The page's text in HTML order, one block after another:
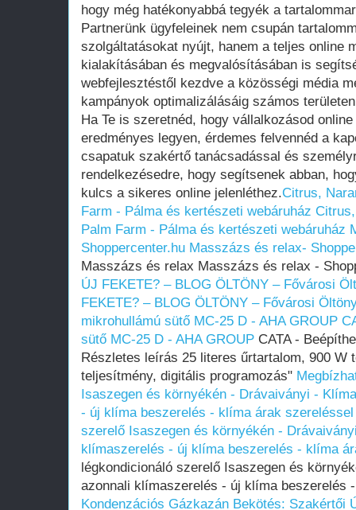
hogy még hatékonyabbá tegyék a
Partnerünk ügyfeleinek nem csupán
szolgáltatásokat nyújt, hanem a teljes online
kialakításában és megvalósításában is
webfejlesztéstől kezdve a közösségi média
kampányok optimalizálásáig számos
Ha Te is szeretnéd, hogy vállalkozásod
eredményes legyen, érdemes felvennéd a
csapatuk szakértő tanácsadással és
rendelkezésedre, hogy segítsenek abban,
kulcs a sikeres online jelenléthez.Citrus,
Farm - Pálma és kertészeti webáruház
Palm Farm - Pálma és kertészeti webáruház
Shoppercenter.hu Masszázs és relax-
Masszázs és relax Masszázs és relax -
ÚJ FEKETE? – BLOG ÖLTÖNY – Fővárosi
FEKETE? – BLOG ÖLTÖNY – Fővárosi
mikrohullámú sütő MC-25 D - AHA GROUP
sütő MC-25 D - AHA GROUP CATA -
Részletes leírás 25 literes űrtartalom, 900 W
teljesítmény, digitális programozás"
Isaszegen és környékén - Drávaiványi -
- új klíma beszerelés - klíma árak szereléssel
szerelő Isaszegen és környékén -
klímaszerelés - új klíma beszerelés - klíma
légkondicionáló szerelő Isaszegen és
azonnali klímaszerelés - új klíma beszerelés
Kondenzációs Gázkazán Bekötés: Szakértői